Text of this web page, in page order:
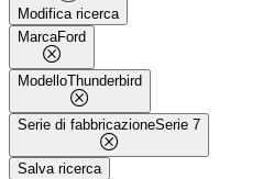
Modifica ricerca
MarcaFord
ModelloThunderbird
Serie di fabbricazioneSerie 7
Salva ricerca